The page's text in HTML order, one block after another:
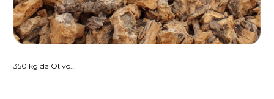
350 kg de Olivo...